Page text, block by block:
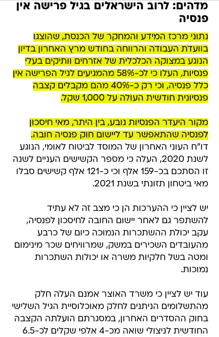
מדהים: לרוב הישראלים בגיל פרישה אין
פנסיה
נתוני מרכז המידע והמחקר של הכנסת, שהוצגו
בוועדת העבודה והרווחה בחודש מרץ האחרון בדיון
הנוגע במצוקה הכלכלית של אזרחים וותיקים בעלי
פנסיות, העלו כי לכ-58% מהמגיעים לגיל הפרישה אין
כלל פנסיה, וכי רק כ-40% מהם מקבלים קצבה
פנסיונית חודשית העולה על 1,000 שקל.
מקור היעדר הפנסיות נובע, בין היתר, מאי חיסכון
לפנסיה שהתאפשר עד ליישום חוק פנסיה חובה.
דו"ח העוני האחרון של המוסד לביטוח לאומי, הנוגע
לשנת 2020, העלה כי מספר הקשישים העניים לשנה
זו הסתכם בכ-159 אלף וכי כ-121 אלף קשישים סבלו
מאי ביטחון תזונתי בשנת 2021.
יש לציין כי ההערכות הן כי מצב זה לא עתיד
להשתפר גם לאחר יישום החובה לחיסכון לפנסיה,
עקב יכולת ההשתכרות הנמוכה כיום של כרבע
מהעובדים השכירים במשק, שמרוויחים שכר מינימום
ומטה בשל חלקיות משרה או יכולות השתכרות
נמוכות.
עוד יש לציין כי משרד האוצר אמנם העלה חלק
מהתשלומים הניתנים לחלק מאוכלוסיית הגיל השלישי
בחוק ההסדרים האחרון, במסגרתם הועלתה הקצבה
החודשית לניצולי שואה מכ-4 אלפי שקלים לכ-6.5